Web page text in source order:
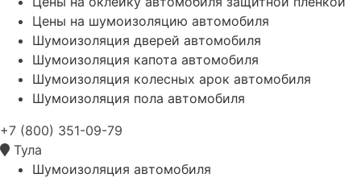
Цены на шумоизоляцию автомобиля
Шумоизоляция дверей автомобиля
Шумоизоляция капота автомобиля
Шумоизоляция колесных арок автомобиля
Шумоизоляция пола автомобиля
+7 (800) 351-09-79
Тула
Шумоизоляция автомобиля